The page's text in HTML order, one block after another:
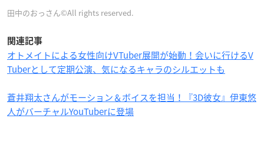
田中のおっさん©All rights reserved.
関連記事
オトメイトによる女性向けVTuber展開が始動！会いに行けるV
Tuberとして定期公演、気になるキャラのシルエットも
蒼井翔太さんがモーション＆ボイスを担当！『3D彼女』伊東悠
人がバーチャルYouTuberに登場